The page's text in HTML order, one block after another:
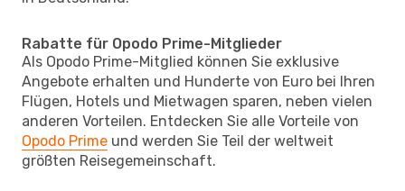
Rabatte für Opodo Prime-Mitglieder
Als Opodo Prime-Mitglied können Sie exklusive
Angebote erhalten und Hunderte von Euro bei Ihren
Flügen, Hotels und Mietwagen sparen, neben vielen
anderen Vorteilen. Entdecken Sie alle Vorteile von
Opodo Prime und werden Sie Teil der weltweit
größten Reisegemeinschaft.